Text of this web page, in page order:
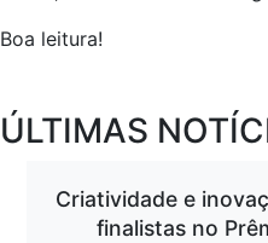
Boa leitura!
ÚLTIMAS
Criatividade e
finalistas no